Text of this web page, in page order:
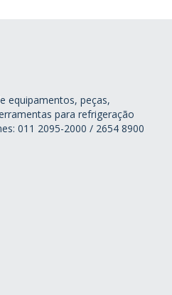
equipamentos, peças,
para refrigeração
011 2095-2000 / 2654 8900